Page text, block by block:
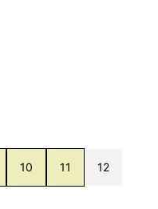
10 11 12